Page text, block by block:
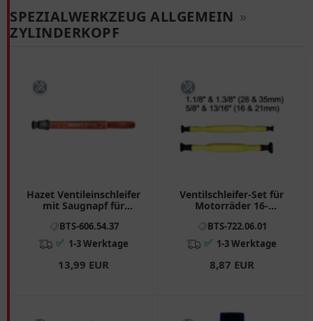
SPEZIALWERKZEUG ALLGEMEIN »
ZYLINDERKOPF
Hazet Ventileinschleifer
mit Saugnapf für
BTS-606.54.37
✅ 1-3 Werktage
13,99 EUR
Ventilschleifer-Set für
Motorräder 16-
BTS-722.06.01
✅ 1-3 Werktage
8,87 EUR